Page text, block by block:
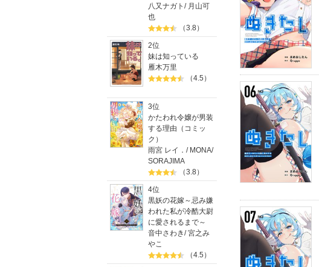
八又ナガト / 月山可
也
（3.8）
2位
妹は知っている
雁木万里
（4.5）
3位
かたわれ令嬢が男装
する理由（コミッ
ク）
雨宮 レイ． / MONA/
SORAJIMA
（3.8）
4位
黒妖の花嫁～忌み嫌
われた私が冷酷大尉
に愛されるまで～
音中さわき/宮之み
やこ
（4.5）